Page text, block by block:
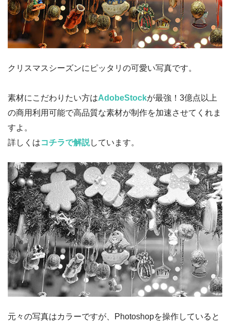
クリスマスシーズンにピッタリの可愛い写真です。
素材にこだわりたい方はAdobeStockが最強！3億点以上
の商用利用可能で高品質な素材が制作を加速させてくれま
すよ。
詳しくはコチラで解説しています。
元々の写真はカラーですが、Photoshopを操作していると